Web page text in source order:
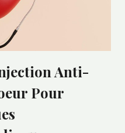
Anti-
Pour